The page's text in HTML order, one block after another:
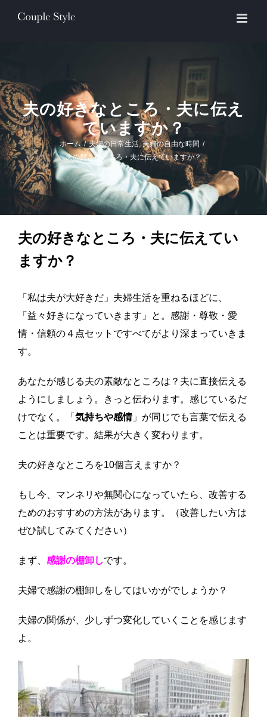
夫の好きなところ・夫に伝え
ていますか？
ホーム / 夫婦の日常生活,夫婦の自由な時間 /
夫の好きなところ・夫に伝えていますか？
夫の好きなところ・夫に伝えてい
ますか？
「私は夫が大好きだ」夫婦生活を重ねるほどに、
「益々好きになっていきます」と。感謝・尊敬・愛
情・信頼の４点セットですべてがより深まっていきま
す。
あなたが感じる夫の素敵なところは？夫に直接伝える
ようにしましょう。きっと伝わります。感じているだ
けでなく。「 気持ちや感情」が同じでも言葉で伝える
ことは重要です。結果が大きく変わります。
夫の好きなところを10個言えますか？
もし今、マンネリや無関心になっていたら、改善する
ためのおすすめの方法があります。（改善したい方は
ぜひ試してみてください）
まず、 感謝の棚卸しです。
夫婦で感謝の棚卸しをしてはいかがでしょうか？
夫婦の関係が、少しずつ変化していくことを感じます
よ。